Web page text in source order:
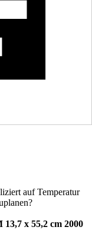
auf Temperatur
x 55,2 cm 2000